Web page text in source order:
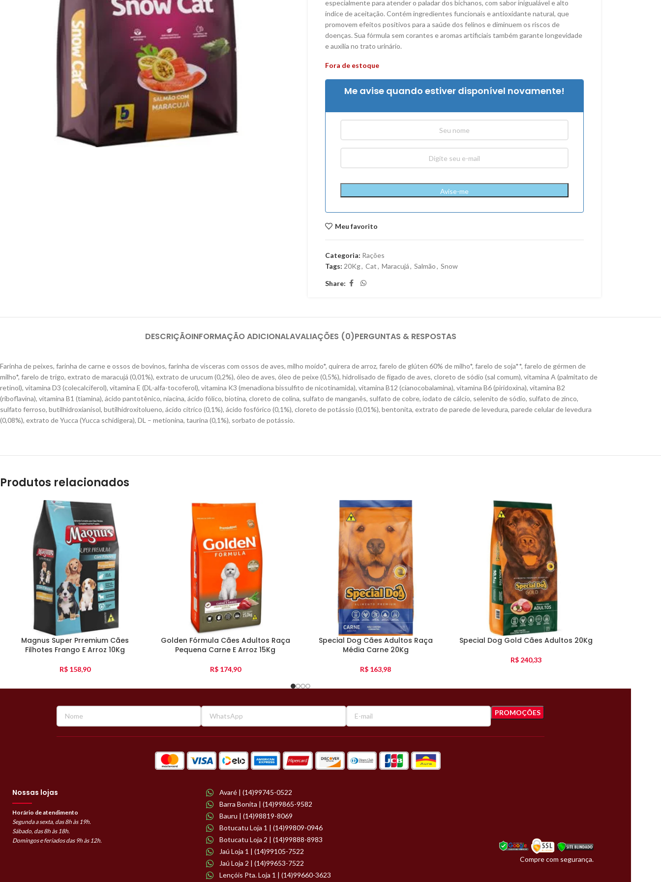
especialmente para atender o paladar dos bichanos, com sabor inigualável e alto
índice de aceitação. Contém ingredientes funcionais e antioxidante natural, que
promovem efeitos positivos para a saúde dos felinos e diminuem os riscos de
doenças. Sua fórmula sem corantes e aromas artificiais também garante longevidade
e auxilia no trato urinário.
Fora de estoque
Me avise quando estiver disponível novamente!
Avise-me
Meu favorito
Categoria: Rações
Tags: 20Kg, Cat, Maracujá, Salmão, Snow
Share:
DESCRIÇÃOINFORMAÇÃO ADICIONALAVALIAÇÕES (0)PERGUNTAS & RESPOSTAS
Farinha de peixes, farinha de carne e ossos de bovinos, farinha de vísceras com ossos de aves, milho moído*, quirera de arroz, farelo de glúten 60% de milho*, farelo de soja**, farelo de gérmen de
milho*, farelo de trigo, extrato de maracujá (0,01%), extrato de urucum (0,2%), óleo de aves, óleo de peixe (0,5%), hidrolisado de fígado de aves, cloreto de sódio (sal comum), vitamina A (palmitato de
retinol), vitamina D3 (colecalciferol), vitamina E (DL-alfa-tocoferol), vitamina K3 (menadiona bissulfito de nicotinamida), vitamina B12 (cianocobalamina), vitamina B6 (piridoxina), vitamina B2
(riboflavina), vitamina B1 (tiamina), ácido pantotênico, niacina, ácido fólico, biotina, cloreto de colina, sulfato de manganês, sulfato de cobre, iodato de cálcio, selenito de sódio, sulfato de zinco,
sulfato ferroso, butilhidroxianisol, butilhidroxitolueno, ácido cítrico (0,1%), ácido fosfórico (0,1%), cloreto de potássio (0,01%), bentonita, extrato de parede de levedura, parede celular de levedura
(0,08%), extrato de Yucca (Yucca schidigera), DL – metionina, taurina (0,1%), sorbato de potássio.
Produtos relacionados
Magnus Super Prremium Cães
Filhotes Frango E Arroz 10Kg
R$ 158,90
Golden Fórmula Cães Adultos Raça
Pequena Carne E Arroz 15Kg
R$174,90
Special Dog Cães Adultos Raça
Média Carne 20Kg
R$ 163,98
Special Dog Gold Cães Adultos 20Kg
R$240,33
Nossas lojas
Horário de atendimento
Segunda a sexta, das 8h às 19h.
Sábado, das 8h às 18h.
Domingos e feriados das 9h às 12h.
Avaré | (14)99745-0522
Barra Bonita | (14)99865-9582
Bauru | (14)98819-8069
Botucatu Loja 1 | (14)99809-0946
Botucatu Loja 2 | (14)99888-8983
Jaú Loja 1 | (14)99105-7522
Jaú Loja 2 | (14)99653-7522
Lençóis Pta. Loja 1 | (14)99660-3623
Compre com segurança.